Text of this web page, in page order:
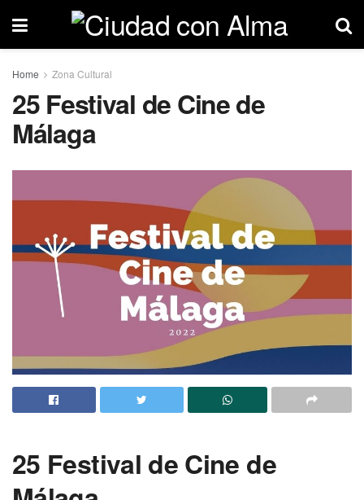
Home Zona Cultural
25 Festival de Cine de
Málaga
25 Festival de Cine de